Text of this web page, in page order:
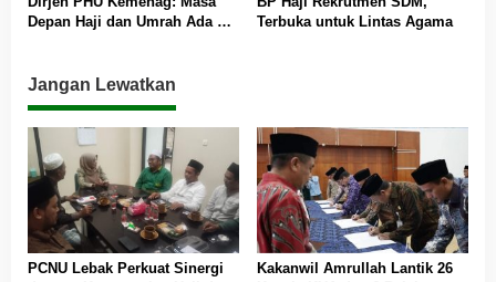
Depan Haji dan Umrah Ada di
Terbuka untuk Lintas Agama
Jangan Lewatkan
PCNU Lebak Perkuat Sinergi
Kakanwil Amrullah Lantik 26